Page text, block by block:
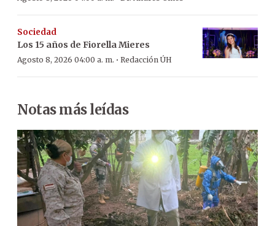
Sociedad
Los 15 años de Fiorella Mieres
Agosto 8, 2026 04:00 a. m. · Redacción ÚH
Notas más leídas